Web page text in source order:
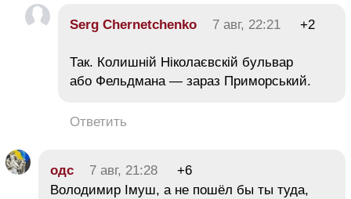
Serg Chernetchenko 7 авг, 22:21 +2
Так. Колишній Ніколаєвскій бульвар
або Фельдмана — зараз Приморський.
Ответить
одс 7 авг, 21:28
+6
Володимир Імуш, а не пошёл бы ты туда,